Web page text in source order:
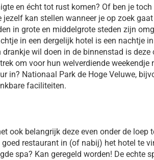
en écht tot rust komen? Of ben je
kan stellen wanneer je op zoek
in grote en middelgrote steden zijn
in een dergelijk hotel is een nachtje
drankje wil doen in de binnenstad is
om voor hun welverdiende
in? Nationaal Park de Hoge Veluwe,
faciliteiten.
ook belangrijk deze even onder de loep
restaurant in (of nabij) het hotel te
spa? Kan geregeld worden! De echte